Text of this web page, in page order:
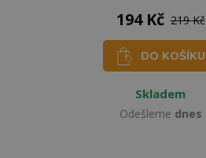
194 Kč 219 Kč
DO KOŠÍKU
Skladem
Odešleme dnes